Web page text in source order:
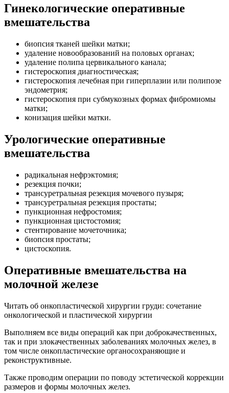
Гинекологические оперативные
вмешательства
биопсия тканей шейки матки;
удаление новообразований на половых органах;
удаление полипа цервикального канала;
гистероскопия диагностическая;
гистероскопия лечебная при гиперплазии или полипозе
эндометрия;
гистероскопия при субмукозных формах фибромиомы
матки;
конизация шейки матки.
Урологические оперативные
вмешательства
радикальная нефрэктомия;
резекция почки;
трансуретральная резекция мочевого пузыря;
трансуретральная резекция простаты;
пункционная нефростомия;
пункционная цистостомия;
стентирование мочеточника;
биопсия простаты;
цистоскопия.
Оперативные вмешательства на
молочной железе
Читать об онкопластической хирургии груди: сочетание
онкологической и пластической хирургии
Выполняем все виды операций как при доброкачественных,
так и при злокачественных заболеваниях молочных желез, в
том числе онкопластические органосохраняющие и
реконструктивные.
Также проводим операции по поводу эстетической коррекции
размеров и формы молочных желез.